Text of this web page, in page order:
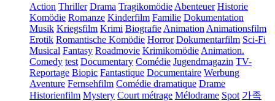
Action Thriller Drama Tragikomödie Abenteuer Historie
Komödie Romanze Kinderfilm Familie Dokumentation
Musik Kriegsfilm Krimi Biografie Animation Animationsfilm
Erotik Romantische Komödie Horror Dokumentarfilm Sci-Fi
Musical Fantasy Roadmovie Krimikomödie Animation.
Comedy test Documentary Comédie Jugendmagazin TV-
Reportage Biopic Fantastique Documentaire Werbung
Aventure Fernsehfilm Comédie dramatique Drame
Historienfilm Mystery Court métrage Mélodrame Spot 가족